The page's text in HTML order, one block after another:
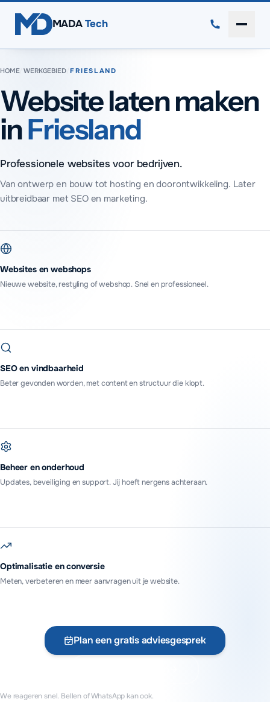
MADA Tech
HOME/WERKGEBIED/FRIESLAND
Website laten maken
inFriesland
Professionele websites voor bedrijven.
Van ontwerp en bouw tot hosting en doorontwikkeling. Later
uitbreidbaar met SEO en marketing.
Websites en webshops
Nieuwe website, restyling of webshop. Snel en professioneel.
SEO en vindbaarheid
Beter gevonden worden, met content en structuur die klopt.
Beheer en onderhoud
Updates, beveiliging en support. Jij hoeft nergens achteraan.
Optimalisatie en conversie
Meten, verbeteren en meer aanvragen uit je website.
Plan een gratis adviesgesprek
We reageren snel. Bellen of WhatsApp kan ook.